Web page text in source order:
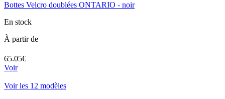
Bottes Velcro doublées ONTARIO - noir
En stock
À partir de
65.05€
Voir
Voir les 12 modèles